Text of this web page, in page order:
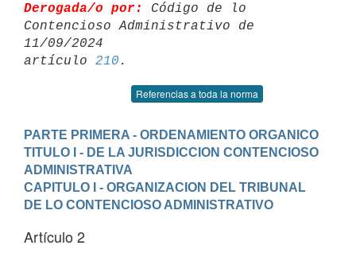
Derogada/o por:
Código de lo
Contencioso Administrativo de
11/09/2024
artículo 210
Referencias a toda la norma
PARTE PRIMERA - ORDENAMIENTO ORGANICO
TITULO I - DE LA JURISDICCION CONTENCIOSO
ADMINISTRATIVA
CAPITULO I - ORGANIZACION DEL TRIBUNAL
DE LO CONTENCIOSO ADMINISTRATIVO
Artículo 2